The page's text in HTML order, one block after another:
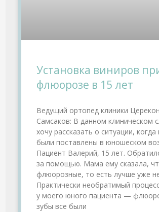
Установка виниров
флюорозе в 15 лет
Ведущий ортопед клиники
Самсаков: В данном клиническом
хочу рассказать о ситуации,
были поставлены в юношеском
Пациент Валерий, 15 лет.
за помощью. Мама ему сказала,
флюорозные, то есть лучше уже
Практически необратимый
у моего юного пациента —
зубы все были